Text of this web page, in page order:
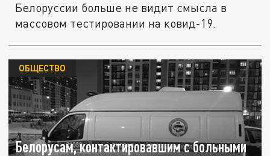
Белоруссии больше не видит смысла в
массовом тестировании на ковид-19.
Белорусам, контактировавшим с больными
ОБЩЕСТВО